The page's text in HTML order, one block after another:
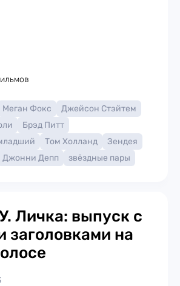
Меган Фокс
Джейсон Стэйтем
Брэд Питт
Том Холланд
Зендея
Джонни Депп звёздные пары
Личка: выпуск с
заголовками на